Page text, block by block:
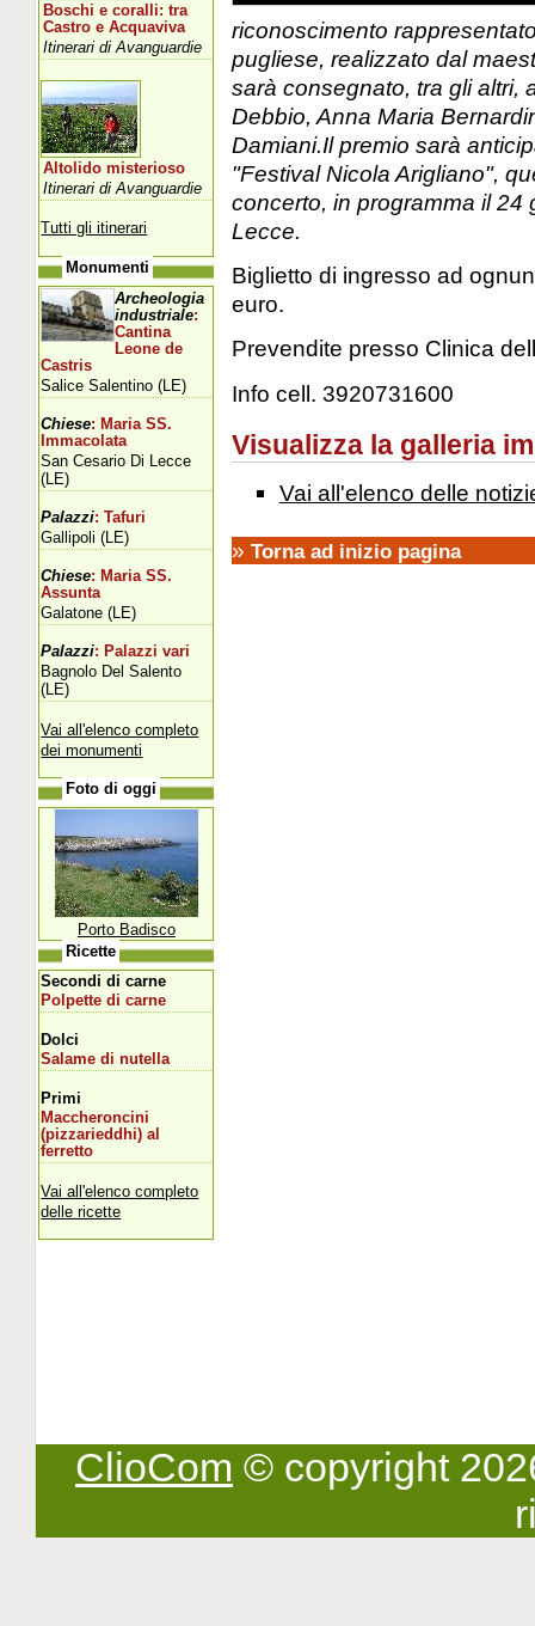
riconoscimento
pugliese, realizzato dal
sarà consegnato, tra gli altri,
Debbio, Anna Maria
Damiani.Il premio sarà
"Festival Nicola Arigliano",
concerto, in programma il 24
Lecce.
Biglietto di ingresso ad
euro.
Prevendite presso Clinica
Info cell. 3920731600
Visualizza la galleria
Vai all'elenco delle
» Torna ad inizio pagina
Boschi e coralli: tra
Castro e Acquaviva
Itinerari di Avanguardie
Altolido misterioso
Itinerari di Avanguardie
Tutti gli itinerari
Monumenti
Archeologia
industriale:
Cantina
Leone de
Castris
Salice Salentino (LE)
Chiese: Maria SS.
Immacolata
San Cesario Di Lecce
(LE)
Palazzi: Tafuri
Gallipoli (LE)
Chiese: Maria SS.
Assunta
Galatone (LE)
Palazzi: Palazzi vari
Bagnolo Del Salento
(LE)
Vai all'elenco completo
dei monumenti
Foto di oggi
Porto Badisco
Ricette
Secondi di carne
Polpette di carne
Dolci
Salame di nutella
Primi
Maccheroncini
(pizzarieddhi) al
ferretto
Vai all'elenco completo
delle ricette
ClioCom © copyright